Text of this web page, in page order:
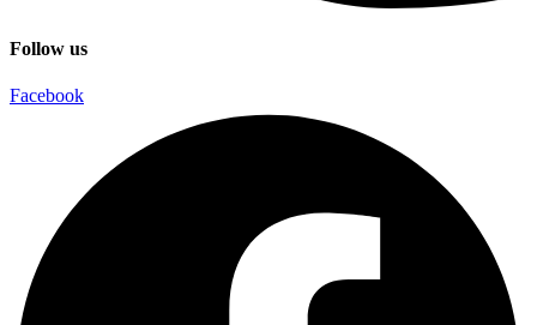
Follow us
Facebook